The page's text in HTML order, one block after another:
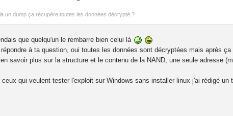
un dump ça récupère toutes les données décrypté ?
que quelqu'un le rembarre bien celui là
à ta question, oui toutes les données sont décryptées mais après
savoir plus sur la structure et le contenu de la NAND, une seule adresse
ceux qui veulent tester l'exploit sur Windows sans installer linux j'ai rédigé un